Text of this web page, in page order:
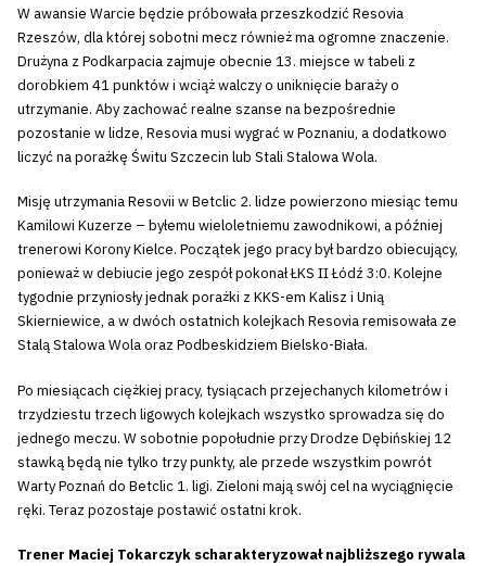
W awansie Warcie będzie próbowała przeszkodzić Resovia
Rzeszów, dla której sobotni mecz również ma ogromne znaczenie.
Drużyna z Podkarpacia zajmuje obecnie 13. miejsce w tabeli z
dorobkiem 41 punktów i wciąż walczy o uniknięcie baraży o
utrzymanie. Aby zachować realne szanse na bezpośrednie
pozostanie w lidze, Resovia musi wygrać w Poznaniu, a dodatkowo
liczyć na porażkę Świtu Szczecin lub Stali Stalowa Wola.
Misję utrzymania Resovii w Betclic 2. lidze powierzono miesiąc temu
Kamilowi Kuzerze – byłemu wieloletniemu zawodnikowi, a później
trenerowi Korony Kielce. Początek jego pracy był bardzo obiecujący,
ponieważ w debiucie jego zespół pokonał ŁKS II Łódź 3:0. Kolejne
tygodnie przyniosły jednak porażki z KKS-em Kalisz i Unią
Skierniewice, a w dwóch ostatnich kolejkach Resovia remisowała ze
Stalą Stalowa Wola oraz Podbeskidziem Bielsko-Biała.
Po miesiącach ciężkiej pracy, tysiącach przejechanych kilometrów i
trzydziestu trzech ligowych kolejkach wszystko sprowadza się do
jednego meczu. W sobotnie popołudnie przy Drodze Dębińskiej 12
stawką będą nie tylko trzy punkty, ale przede wszystkim powrót
Warty Poznań do Betclic 1. ligi. Zieloni mają swój cel na wyciągnięcie
ręki. Teraz pozostaje postawić ostatni krok.
Trener Maciej Tokarczyk scharakteryzował najbliższego rywala